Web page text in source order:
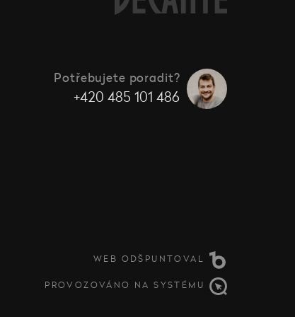
Potřebujete poradit?
+420 485 101 486
WEB ODŠPUNTOVAL
PROVOZOVÁNO NA SYSTÉMU